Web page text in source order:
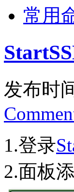
常用
发布时
1.登录
2.面板